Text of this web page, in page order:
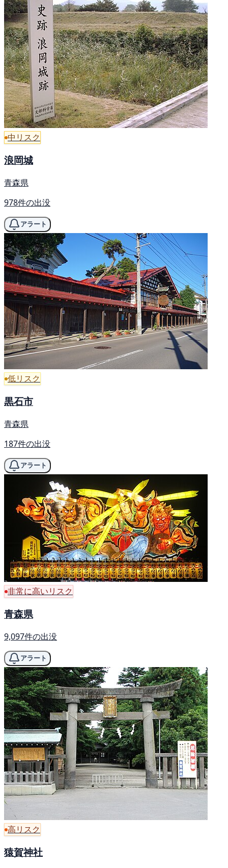
中リスク
浪岡城
青森県
978件の出没
アラート
低リスク
黒石市
青森県
187件の出没
アラート
非常に高いリスク
青森県
9,097件の出没
アラート
高リスク
猿賀神社